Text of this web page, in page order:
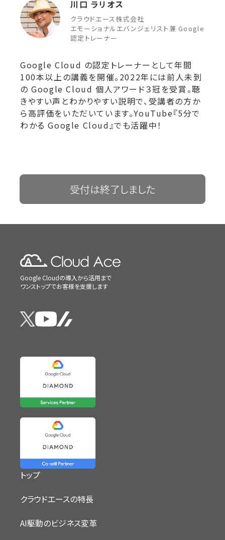
川口 ラリオス
クラウドエース株式会社
エモーショナルエバンジェリスト兼 Google
認定トレーナー
Google Cloud の認定トレーナーとして年間
100本以上の講義を開催。2022年には前人未到
の Google Cloud 個人アワード３冠を受賞。聴
きやすい声とわかりやすい説明で、受講者の方か
ら高評価をいただいています。YouTube『5分で
わかる Google Cloud』でも活躍中！
受付は終了しました
Google Cloudの導入から活用まで
ワンストップでお客様を支援します
トップ
クラウドエースの特長
AI駆動のビジネス変革